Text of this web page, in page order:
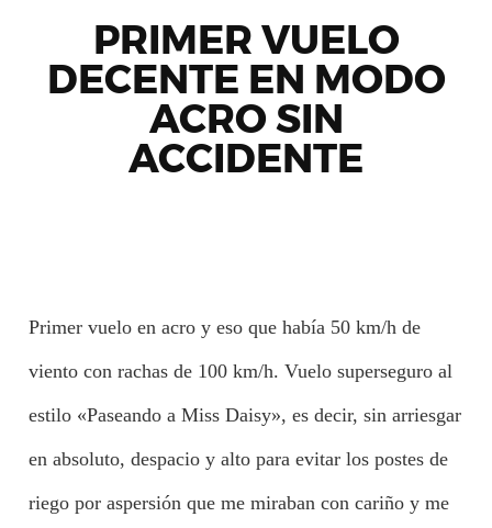
PRIMER VUELO
DECENTE EN MODO
ACRO SIN
ACCIDENTE
Primer vuelo en acro y eso que había 50 km/h de
viento con rachas de 100 km/h. Vuelo superseguro al
estilo «Paseando a Miss Daisy», es decir, sin arriesgar
en absoluto, despacio y alto para evitar los postes de
riego por aspersión que me miraban con cariño y me